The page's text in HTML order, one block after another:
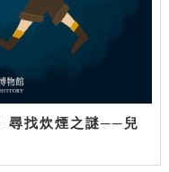
尋找炊煙之謎──兒